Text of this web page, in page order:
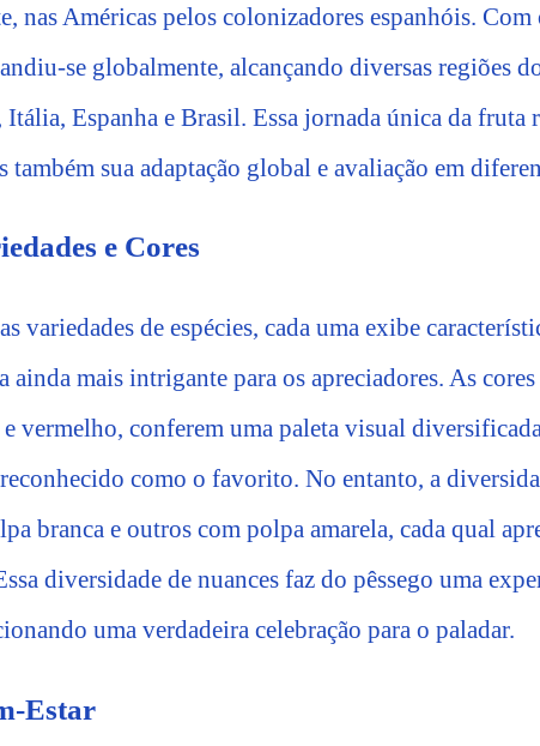
nas Américas pelos colonizadores espanhóis.
se globalmente, alcançando diversas regiões
Espanha e Brasil. Essa jornada única da fruta
também sua adaptação global e avaliação em
e Cores
variedades de espécies, cada uma exibe
ainda mais intrigante para os apreciadores. As
vermelho, conferem uma paleta visual
como o favorito. No entanto, a
branca e outros com polpa amarela, cada qual
diversidade de nuances faz do pêssego uma
uma verdadeira celebração para o paladar.
Estar